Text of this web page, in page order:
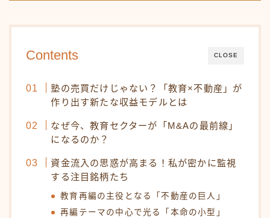
CLOSE
Contents
塾の売買だけじゃない？「教育×不動産」が
作り出す新たな収益モデルとは
なぜ今、教育セクターが「M&Aの最前線」
になるのか？
資金流入の思惑が高まる！私が密かに監視
する注目銘柄たち
教育再編の主役となる「不動産の巨人」
再編テーマの中心で光る「本命の小型」